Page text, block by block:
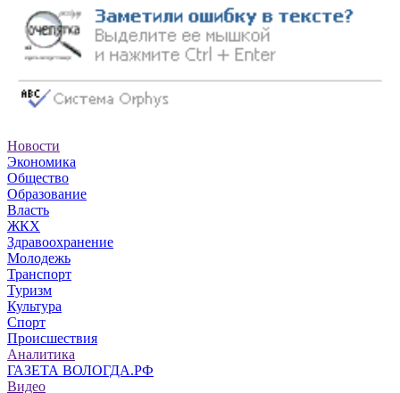
Новости
Экономика
Общество
Образование
Власть
ЖКХ
Здравоохранение
Молодежь
Транспорт
Туризм
Культура
Спорт
Происшествия
Аналитика
ГАЗЕТА ВОЛОГДА.РФ
Видео